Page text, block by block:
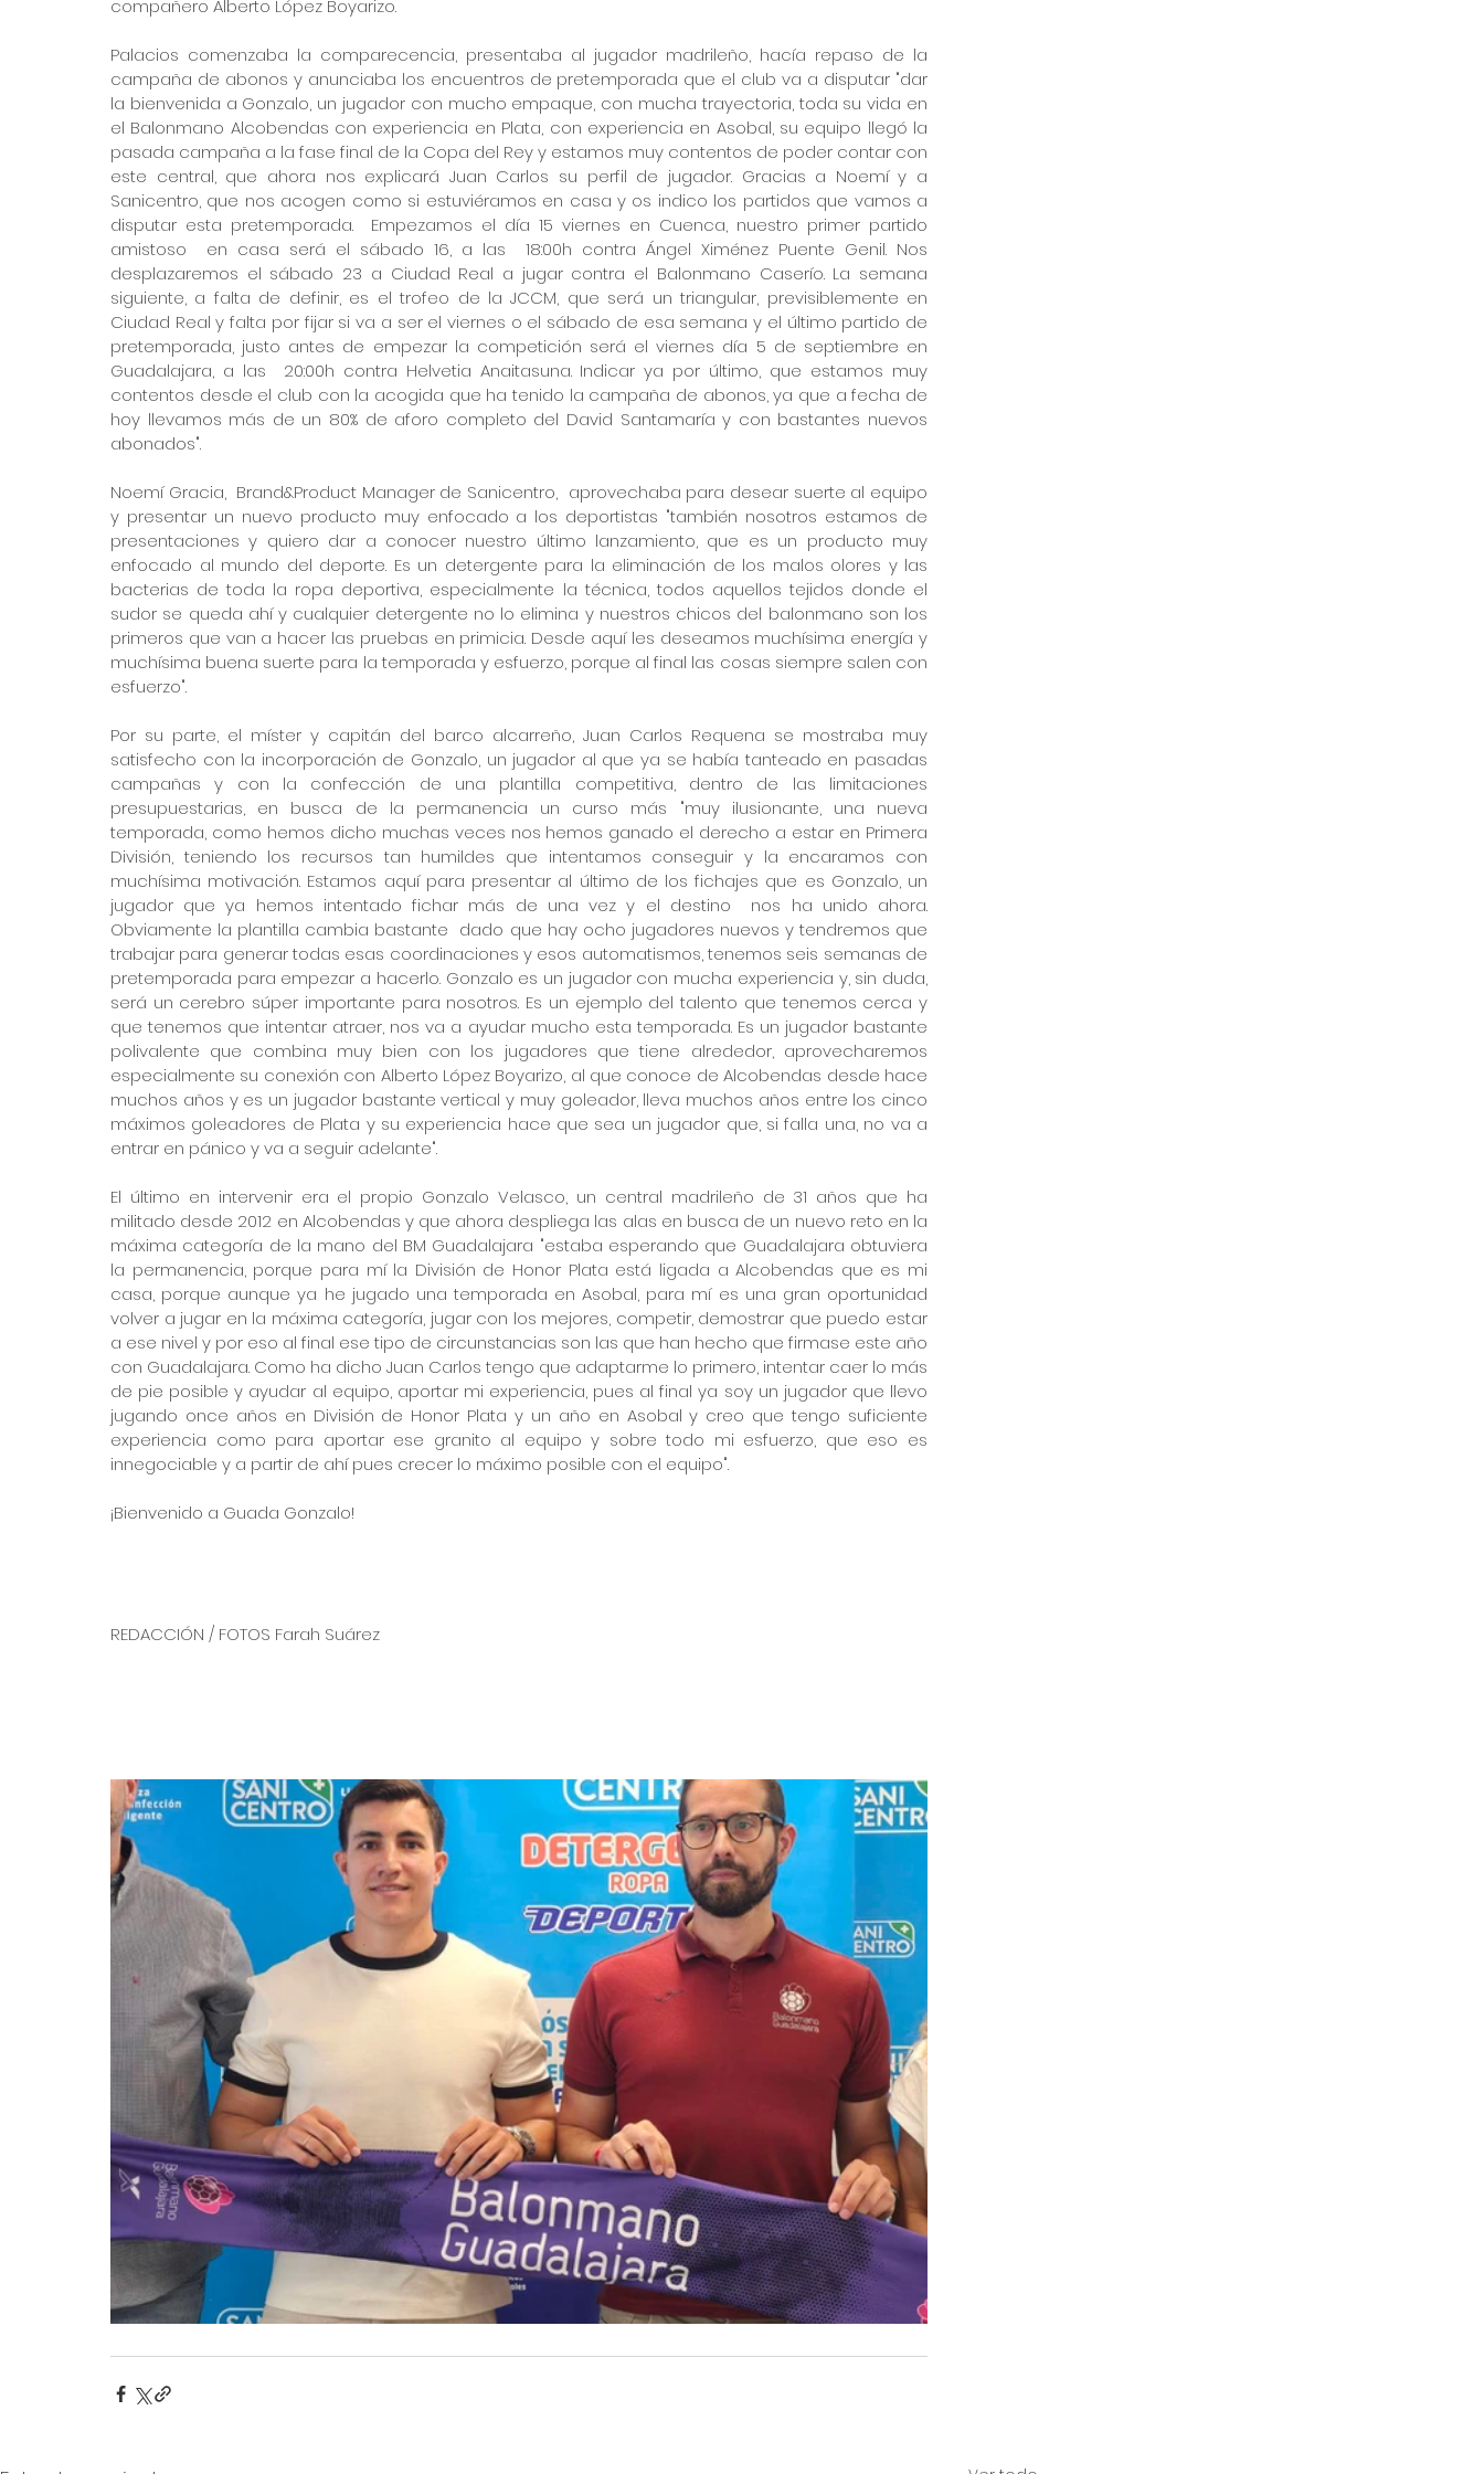
compañero Alberto López Boyarizo.
Palacios comenzaba la comparecencia, presentaba al jugador madrileño, hacía repaso de la
campaña de abonos y anunciaba los encuentros de pretemporada que el club va a disputar "dar
la bienvenida a Gonzalo, un jugador con mucho empaque, con mucha trayectoria, toda su vida en
el Balonmano Alcobendas con experiencia en Plata, con experiencia en Asobal, su equipo llegó la
pasada campaña a la fase final de la Copa del Rey y estamos muy contentos de poder contar con
este central, que ahora nos explicará Juan Carlos su perfil de jugador. Gracias a Noemí y a
Sanicentro, que nos acogen como si estuviéramos en casa y os indico los partidos que vamos a
disputar esta pretemporada.  Empezamos el día 15 viernes en Cuenca, nuestro primer partido
amistoso  en casa será el sábado 16, a las  18:00h contra Ángel Ximénez Puente Genil. Nos
desplazaremos el sábado 23 a Ciudad Real a jugar contra el Balonmano Caserío. La semana
siguiente, a falta de definir, es el trofeo de la JCCM, que será un triangular, previsiblemente en
Ciudad Real y falta por fijar si va a ser el viernes o el sábado de esa semana y el último partido de
pretemporada, justo antes de empezar la competición será el viernes día 5 de septiembre en
Guadalajara, a las  20:00h contra Helvetia Anaitasuna. Indicar ya por último, que estamos muy
contentos desde el club con la acogida que ha tenido la campaña de abonos, ya que a fecha de
hoy llevamos más de un 80% de aforo completo del David Santamaría y con bastantes nuevos
abonados".
Noemí Gracia,  Brand&Product Manager de Sanicentro,  aprovechaba para desear suerte al equipo
y presentar un nuevo producto muy enfocado a los deportistas "también nosotros estamos de
presentaciones y quiero dar a conocer nuestro último lanzamiento, que es un producto muy
enfocado al mundo del deporte. Es un detergente para la eliminación de los malos olores y las
bacterias de toda la ropa deportiva, especialmente la técnica, todos aquellos tejidos donde el
sudor se queda ahí y cualquier detergente no lo elimina y nuestros chicos del balonmano son los
primeros que van a hacer las pruebas en primicia. Desde aquí les deseamos muchísima energía y
muchísima buena suerte para la temporada y esfuerzo, porque al final las cosas siempre salen con
esfuerzo".
Por su parte, el míster y capitán del barco alcarreño, Juan Carlos Requena se mostraba muy
satisfecho con la incorporación de Gonzalo, un jugador al que ya se había tanteado en pasadas
campañas y con la confección de una plantilla competitiva, dentro de las limitaciones
presupuestarias, en busca de la permanencia un curso más "muy ilusionante, una nueva
temporada, como hemos dicho muchas veces nos hemos ganado el derecho a estar en Primera
División, teniendo los recursos tan humildes que intentamos conseguir y la encaramos con
muchísima motivación. Estamos aquí para presentar al último de los fichajes que es Gonzalo, un
jugador que ya hemos intentado fichar más de una vez y el destino  nos ha unido ahora.
Obviamente la plantilla cambia bastante  dado que hay ocho jugadores nuevos y tendremos que
trabajar para generar todas esas coordinaciones y esos automatismos, tenemos seis semanas de
pretemporada para empezar a hacerlo. Gonzalo es un jugador con mucha experiencia y, sin duda,
será un cerebro súper importante para nosotros. Es un ejemplo del talento que tenemos cerca y
que tenemos que intentar atraer, nos va a ayudar mucho esta temporada. Es un jugador bastante
polivalente que combina muy bien con los jugadores que tiene alrededor, aprovecharemos
especialmente su conexión con Alberto López Boyarizo, al que conoce de Alcobendas desde hace
muchos años y es un jugador bastante vertical y muy goleador, lleva muchos años entre los cinco
máximos goleadores de Plata y su experiencia hace que sea un jugador que, si falla una, no va a
entrar en pánico y va a seguir adelante".
El último en intervenir era el propio Gonzalo Velasco, un central madrileño de 31 años que ha
militado desde 2012 en Alcobendas y que ahora despliega las alas en busca de un nuevo reto en la
máxima categoría de la mano del BM Guadalajara "estaba esperando que Guadalajara obtuviera
la permanencia, porque para mí la División de Honor Plata está ligada a Alcobendas que es mi
casa, porque aunque ya he jugado una temporada en Asobal, para mí es una gran oportunidad
volver a jugar en la máxima categoría, jugar con los mejores, competir, demostrar que puedo estar
a ese nivel y por eso al final ese tipo de circunstancias son las que han hecho que firmase este año
con Guadalajara. Como ha dicho Juan Carlos tengo que adaptarme lo primero, intentar caer lo más
de pie posible y ayudar al equipo, aportar mi experiencia, pues al final ya soy un jugador que llevo
jugando once años en División de Honor Plata y un año en Asobal y creo que tengo suficiente
experiencia como para aportar ese granito al equipo y sobre todo mi esfuerzo, que eso es
innegociable y a partir de ahí pues crecer lo máximo posible con el equipo".
¡Bienvenido a Guada Gonzalo!
REDACCIÓN / FOTOS Farah Suárez